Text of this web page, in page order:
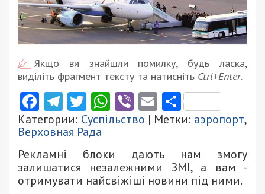
Якщо ви знайшли помилку, будь ласка,
виділіть фрагмент тексту та натисніть Ctrl+Enter.
Facebook
Telegram
Twitter
WhatsApp
ViberEmail
Категории: Суспільство | Метки: аэропорт,
Верховная Рада
Рекламні блоки дають нам змогу
залишатися незалежними ЗМІ, а вам -
отримувати найсвіжіші новини під ними.